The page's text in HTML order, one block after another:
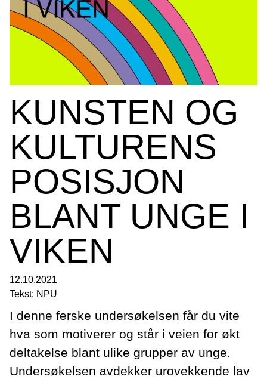
KUNSTEN OG
KULTURENS
POSISJON
BLANT UNGE I
VIKEN
12.10.2021
Tekst: NPU
I denne ferske undersøkelsen får du vite
hva som motiverer og står i veien for økt
deltakelse blant ulike grupper av unge.
Undersøkelsen avdekker urovekkende lav